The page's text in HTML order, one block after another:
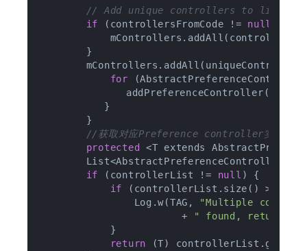
// Add unique controllers to list.
if (controllersFromCode != null
        }
for
        }
//获取对应Preference controller实例
protected
<T extends
List<AbstractPreferenceController>
if (controllerList != null ) {
if (controllerList.size() >
                Log.w(TAG,
"Multiple
                        +
" found,
            }
return (T) controllerList.get(